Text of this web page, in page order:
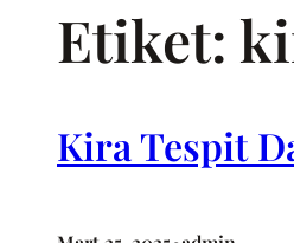
Etiket:
Kira Tespit